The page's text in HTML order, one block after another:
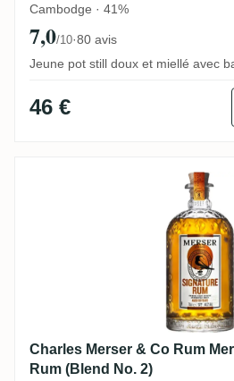
Cambodge · 41%
7,0/10·80 avis
Jeune pot still doux et miellé avec
46 €
Charles Merser & Co
Charles Merser & Co Rum
Rum (Blend No. 2)